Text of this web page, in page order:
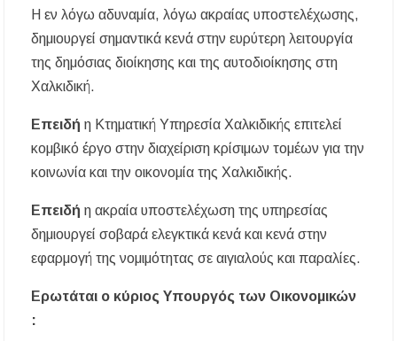
Η εν λόγω αδυναμία, λόγω ακραίας υποστελέχωσης,
δημιουργεί σημαντικά κενά στην ευρύτερη λειτουργία
της δημόσιας διοίκησης και της αυτοδιοίκησης στη
Χαλκιδική.
Επειδή η Κτηματική Υπηρεσία Χαλκιδικής επιτελεί
κομβικό έργο στην διαχείριση κρίσιμων τομέων για την
κοινωνία και την οικονομία της Χαλκιδικής.
Επειδή η ακραία υποστελέχωση της υπηρεσίας
δημιουργεί σοβαρά ελεγκτικά κενά και κενά στην
εφαρμογή της νομιμότητας σε αιγιαλούς και παραλίες.
Ερωτάται ο κύριος Υπουργός των Οικονομικών
: